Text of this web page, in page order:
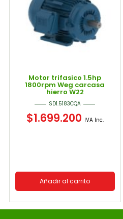
Motor trifasico 1.5hp
1800rpm Weg carcasa
hierro W22
SD1.5183CQA
$1.699.200 IVA Inc.
Añadir al carrito